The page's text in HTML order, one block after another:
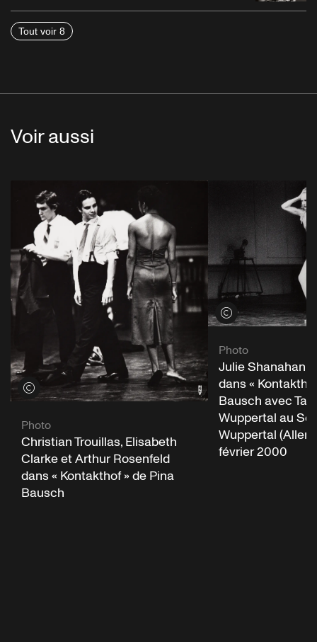
Tout voir 8
Voir aussi
Voir les crédits
Photo
Christian Trouillas, Elisabeth
Clarke et Arthur Rosenfeld
dans « Kontakthof » de Pina
Bausch
Voir les crédits
Photo
Julie Shanahan
dans «
Bausch avec
Wuppertal au
Wuppertal
février 2000